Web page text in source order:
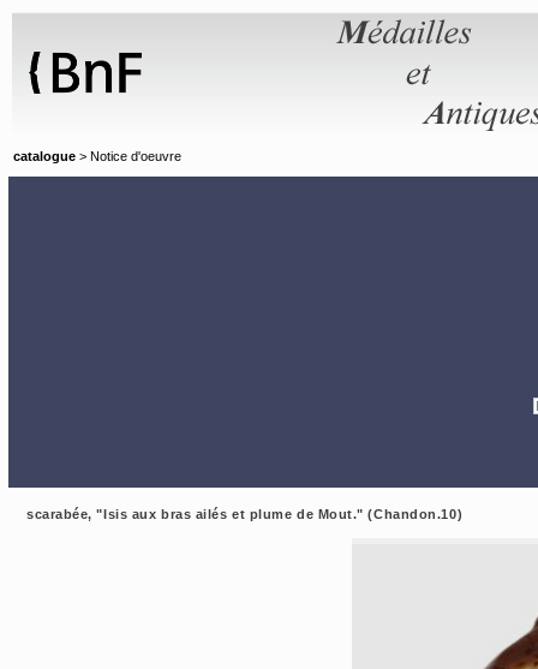
catalogue > Notice d'oeuvre
scarabée, "Isis aux bras ailés et plume de Mout." (Chandon.10)